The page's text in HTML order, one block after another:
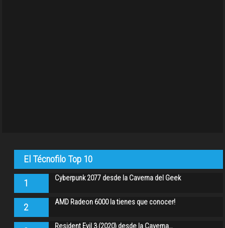
El Técnofilo Top 10
1 Cyberpunk 2077 desde la Caverna del Geek
2 AMD Radeon 6000 la tienes que conocer!
Resident Evil 3 (2020) desde la Caverna…